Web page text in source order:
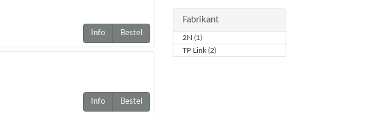
Info Bestel
Info Bestel
Fabrikant
2N (1)
TP Link (2)